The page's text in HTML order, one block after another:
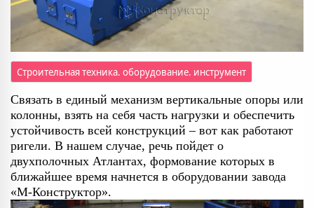
Строительная техника. оборудование. инструмент
Связать в единый механизм вертикальные опоры или
колонны, взять на себя часть нагрузки и обеспечить
устойчивость всей конструкций – вот как работают
ригели. В нашем случае, речь пойдет о
двухполочных Атлантах, формование которых в
ближайшее время начнется в оборудовании завода
«М-Конструктор».